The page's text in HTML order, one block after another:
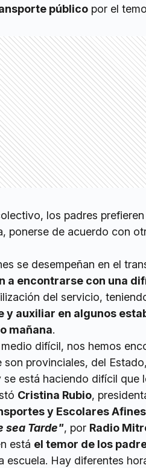
público por el
los padres
ponerse de acuerdo con
se desempeñan en el
a encontrarse con una
del servicio,
y auxiliar en algunos
mañana.
difícil, nos hemos
son provinciales, del
está haciendo difícil que
Cristina Rubio,
y Escolares
sea Tarde", por Radio
está el temor de los
escuela. Hay diferentes